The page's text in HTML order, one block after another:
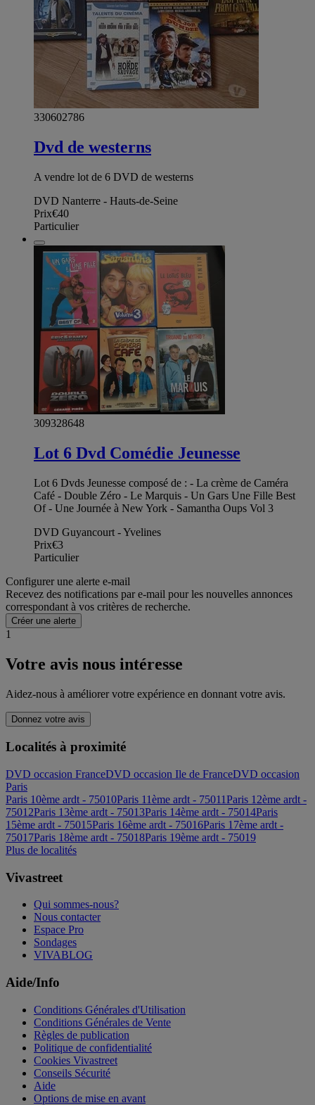
330602786
Dvd de westerns
A vendre lot de 6 DVD de westerns
DVD Nanterre - Hauts-de-Seine
Prix€40
Particulier
309328648
Lot 6 Dvd Comédie Jeunesse
Lot 6 Dvds Jeunesse composé de : - La crème de Caméra
Café - Double Zéro - Le Marquis - Un Gars Une Fille Best
Of - Une Journée à New York - Samantha Oups Vol 3
DVD Guyancourt - Yvelines
Prix€3
Particulier
Configurer une alerte e-mail
Recevez des notifications par e-mail pour les nouvelles annonces
correspondant à vos critères de recherche.
Créer une alerte
1
Votre avis nous intéresse
Aidez-nous à améliorer votre expérience en donnant votre avis.
Donnez votre avis
Localités à proximité
DVD occasion FranceDVD occasion Ile de FranceDVD occasion
Paris
Paris 10ème ardt - 75010Paris 11ème ardt - 75011Paris 12ème ardt -
75012Paris 13ème ardt - 75013Paris 14ème ardt - 75014Paris
15ème ardt - 75015Paris 16ème ardt - 75016Paris 17ème ardt -
75017Paris 18ème ardt - 75018Paris 19ème ardt - 75019
Plus de localités
Vivastreet
Qui sommes-nous?
Nous contacter
Espace Pro
Sondages
VIVABLOG
Aide/Info
Conditions Générales d'Utilisation
Conditions Générales de Vente
Règles de publication
Politique de confidentialité
Cookies Vivastreet
Conseils Sécurité
Aide
Options de mise en avant